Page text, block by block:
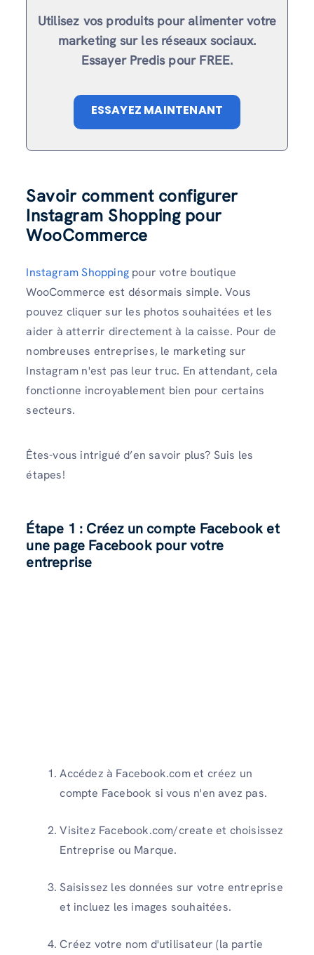
Utilisez vos produits pour alimenter votre
marketing sur les réseaux sociaux.
Essayer Predis pour FREE.
ESSAYEZ MAINTENANT
Savoir comment configurer
Instagram Shopping pour
WooCommerce
Instagram Shopping pour votre boutique
WooCommerce est désormais simple. Vous
pouvez cliquer sur les photos souhaitées et les
aider à atterrir directement à la caisse. Pour de
nombreuses entreprises, le marketing sur
Instagram n'est pas leur truc. En attendant, cela
fonctionne incroyablement bien pour certains
secteurs.
Êtes-vous intrigué d’en savoir plus? Suis les
étapes!
Étape 1 : Créez un compte Facebook et
une page Facebook pour votre
entreprise
Accédez à Facebook.com et créez un
compte Facebook si vous n'en avez pas.
Visitez Facebook.com/create et choisissez
Entreprise ou Marque.
Saisissez les données sur votre entreprise
et incluez les images souhaitées.
Créez votre nom d'utilisateur (la partie